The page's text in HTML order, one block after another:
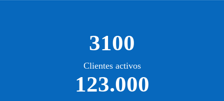
3100
Clientes activos
123.000